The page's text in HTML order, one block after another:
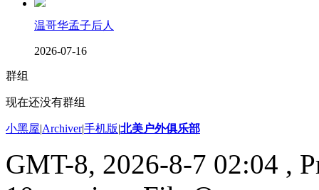
温哥华孟子后人
2026-07-16
群组
现在还没有群组
小黑屋|Archiver|手机版|北美户外俱乐部
GMT-8, 2026-8-7 02:04 ,